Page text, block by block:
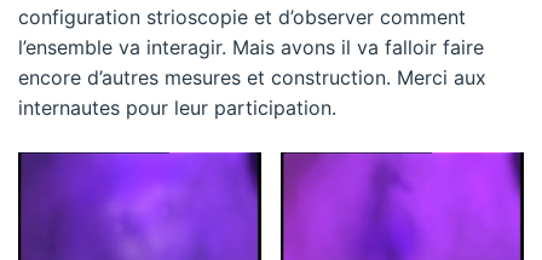
configuration strioscopie et d’observer comment
l’ensemble va interagir. Mais avons il va falloir faire
encore d’autres mesures et construction. Merci aux
internautes pour leur participation.